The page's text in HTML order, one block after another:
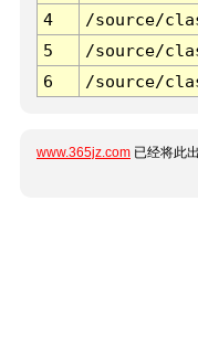
4
/source/
5
/source/
6
/source/
www.365jz.com 已经将此